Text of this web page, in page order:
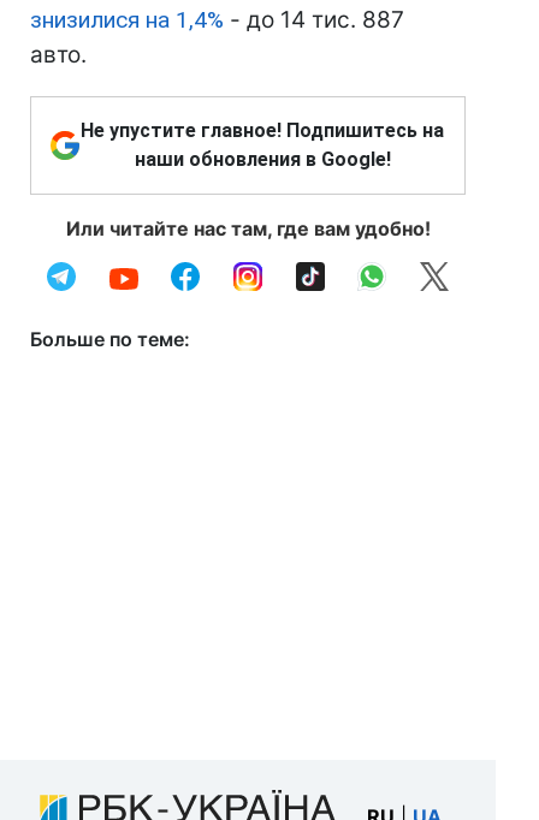
знизилися на 1,4% - до 14 тис. 887
авто.
Не упустите главное! Подпишитесь на
наши обновления в Google!
Или читайте нас там, где вам удобно!
Больше по теме: